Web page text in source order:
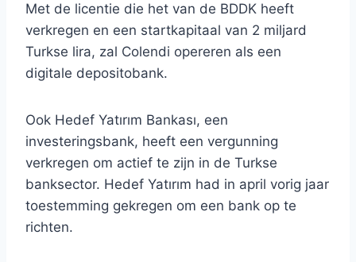
Met de licentie die het van de BDDK heeft
verkregen en een startkapitaal van 2 miljard
Turkse lira, zal Colendi opereren als een
digitale depositobank.
Ook Hedef Yatırım Bankası, een
investeringsbank, heeft een vergunning
verkregen om actief te zijn in de Turkse
banksector. Hedef Yatırım had in april vorig jaar
toestemming gekregen om een ​​bank op te
richten.